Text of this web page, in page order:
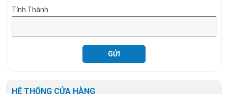
Tỉnh Thành
HỆ THỐNG CỬA HÀNG